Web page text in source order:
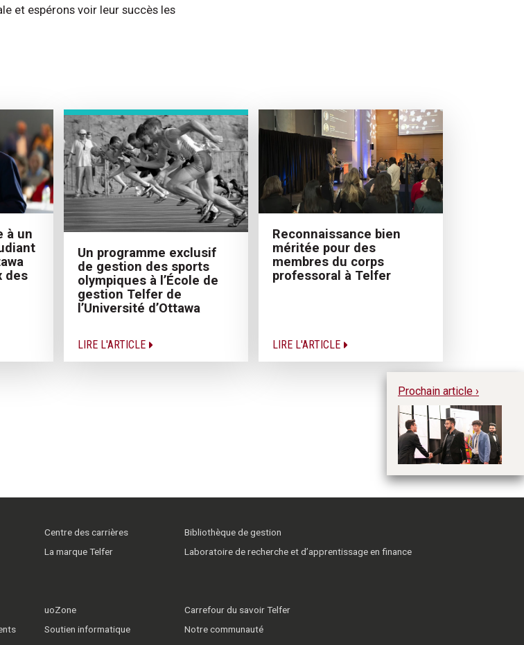
et espérons voir leur succès les
à un
des
Un programme exclusif
de gestion des sports
olympiques à l’École de
gestion Telfer de
l’Université d’Ottawa
LIRE L'ARTICLE
Reconnaissance bien
méritée pour des
membres du corps
professoral à Telfer
LIRE L'ARTICLE
Prochain article ›
Centre des carrières
La marque Telfer
Bibliothèque de gestion
Laboratoire de recherche et d’apprentissage en finance
uoZone
Soutien informatique
Carrefour du savoir Telfer
Notre communauté